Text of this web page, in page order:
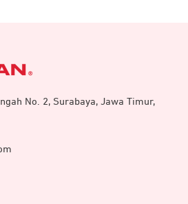
No. 2, Surabaya, Jawa Timur,